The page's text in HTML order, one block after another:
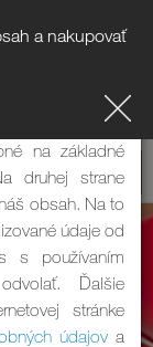
a nakupovať
Tie majú
na základné
druhej strane
obsah. Na to
údaje od
s používaním
Ďalšie
stránke
údajov a